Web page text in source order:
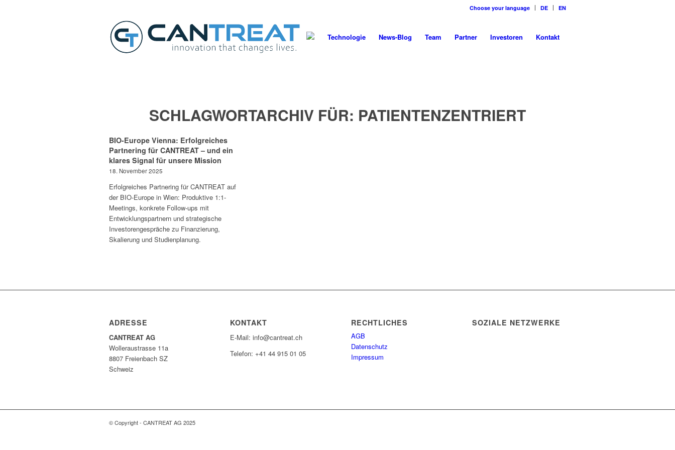
Choose your language DE EN
Technologie News-Blog Team Partner Investoren Kontakt
SCHLAGWORTARCHIV FÜR: PATIENTENZENTRIERT
BIO-Europe Vienna: Erfolgreiches
Partnering für CANTREAT – und ein
klares Signal für unsere Mission
18. November 2025
Erfolgreiches Partnering für CANTREAT auf
der BIO-Europe in Wien: Produktive 1:1-
Meetings, konkrete Follow-ups mit
Entwicklungspartnern und strategische
Investorengespräche zu Finanzierung,
Skalierung und Studienplanung.
ADRESSE
CANTREAT AG
Wolleraustrasse 11a
8807 Freienbach SZ
Schweiz
KONTAKT
E-Mail: info@cantreat.ch
Telefon: +41 44 915 01 05
RECHTLICHES
AGB
Datenschutz
Impressum
SOZIALE NETZWERKE
© Copyright - CANTREAT AG 2025